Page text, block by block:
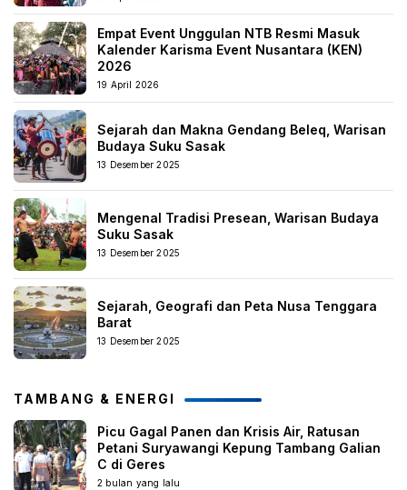
Empat Event Unggulan NTB Resmi Masuk
Kalender Karisma Event Nusantara (KEN)
2026
19 April 2026
Sejarah dan Makna Gendang Beleq, Warisan
Budaya Suku Sasak
13 Desember 2025
Mengenal Tradisi Presean, Warisan Budaya
Suku Sasak
13 Desember 2025
Sejarah, Geografi dan Peta Nusa Tenggara
Barat
13 Desember 2025
TAMBANG & ENERGI
Picu Gagal Panen dan Krisis Air, Ratusan
Petani Suryawangi Kepung Tambang Galian
C di Geres
2 bulan yang lalu